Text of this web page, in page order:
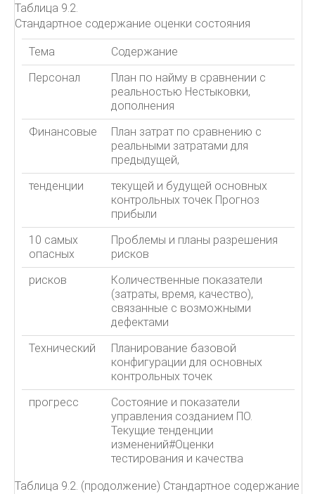
Таблица 9.2.
Стандартное содержание оценки состояния
Тема
Содержание
Персонал
План по найму в сравнении с
реальностью Нестыковки,
дополнения
Финансовые
План затрат по сравнению с
реальными затратами для
предыдущей,
тенденции
текущей и будущей основных
контрольных точек Прогноз
прибыли
10 самых
опасных
Проблемы и планы разрешения
рисков
рисков
Количественные показатели
(затраты, время, качество),
связанные с возможными
дефектами
Технический
Планирование базовой
конфигурации для основных
контрольных точек
прогресс
Состояние и показатели
управления созданием ПО.
Текущие тенденции
изменений#Оценки
тестирования и качества
Таблица 9.2. (продолжение) Стандартное содержание